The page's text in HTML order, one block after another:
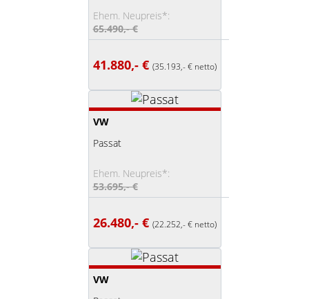
Ehem. Neupreis*:
65.490,- €
41.880,- € (35.193,- € netto)
VW
Passat
Ehem. Neupreis*:
53.695,- €
26.480,- € (22.252,- € netto)
VW